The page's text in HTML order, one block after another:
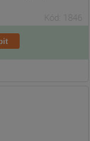
Kód: 1846